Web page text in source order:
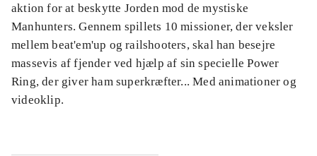
aktion for at beskytte Jorden mod de mystiske
Manhunters. Gennem spillets 10 missioner, der veksler
mellem beat'em'up og railshooters, skal han besejre
massevis af fjender ved hjælp af sin specielle Power
Ring, der giver ham superkræfter... Med animationer og
videoklip.